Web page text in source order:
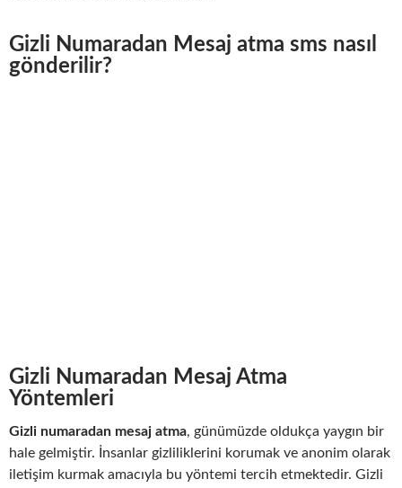
Gizli Numaradan Mesaj atma sms nasıl
gönderilir?
Gizli Numaradan Mesaj Atma
Yöntemleri
Gizli numaradan mesaj atma, günümüzde oldukça yaygın bir
hale gelmiştir. İnsanlar gizliliklerini korumak ve anonim olarak
iletişim kurmak amacıyla bu yöntemi tercih etmektedir. Gizli